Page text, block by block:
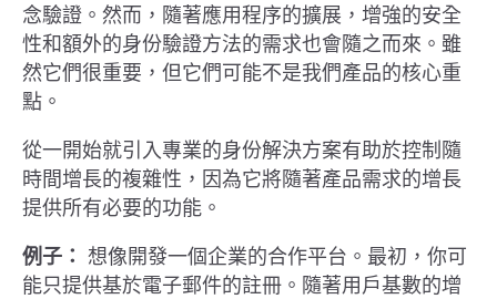
念驗證。然而，隨著應用程序的擴展，增強的安全
性和額外的身份驗證方法的需求也會隨之而來。雖
然它們很重要，但它們可能不是我們產品的核心重
點。
從一開始就引入專業的身份解決方案有助於控制隨
時間增長的複雜性，因為它將隨著產品需求的增長
提供所有必要的功能。
例子： 想像開發一個企業的合作平台。最初，你可
能只提供基於電子郵件的註冊。隨著用戶基數的增